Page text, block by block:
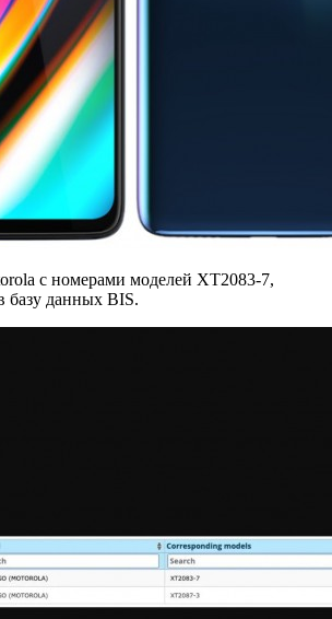
с номерами моделей XT2083-7,
базу данных BIS.